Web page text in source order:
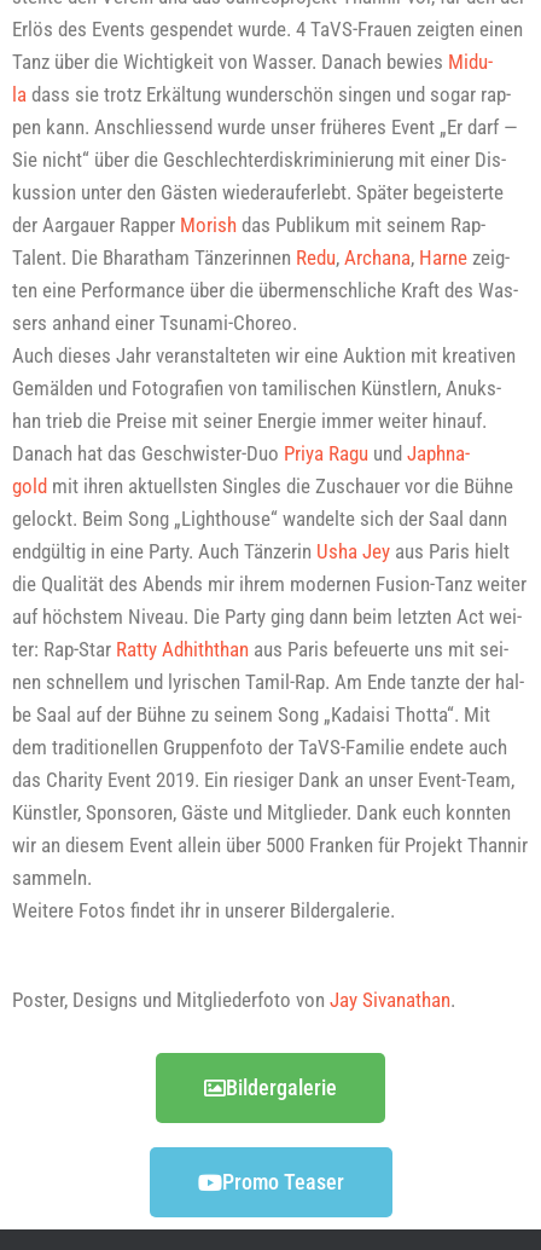
Erlös des Events gespen­det wur­de. 4 TaVS-Frau­en zeig­ten einen
Tanz über die Wich­tig­keit von Was­ser. Danach bewies Midu­
la dass sie trotz Erkäl­tung wun­der­schön sin­gen und sogar rap­
pen kann. Anschlies­send wur­de unser frü­he­res Event „Er darf —
Sie nicht“ über die Geschlech­ter­dis­kri­mi­nie­rung mit einer Dis­
kus­si­on unter den Gäs­ten wie­der­auf­er­lebt. Spä­ter begeis­ter­te
der Aar­gau­er Rap­per Morish das Publi­kum mit sei­nem Rap-
Talent. Die Bha­rat­ham Tän­ze­rin­nen Redu, Archa­na, Harne zeig­
ten eine Per­for­mance über die über­mensch­li­che Kraft des Was­
sers anhand einer Tsu­na­mi-Cho­reo.
Auch die­ses Jahr ver­an­stal­te­ten wir eine Auk­ti­on mit krea­ti­ven
Gemäl­den und Foto­gra­fien von tami­li­schen Künst­lern, Anuks­
han trieb die Prei­se mit sei­ner Ener­gie immer wei­ter hin­auf.
Danach hat das Geschwis­ter-Duo Pri­ya Ragu und Japh­na­
gold mit ihren aktu­ells­ten Sin­gles die Zuschau­er vor die Büh­ne
gelockt. Beim Song „Light­house“ wan­del­te sich der Saal dann
end­gül­tig in eine Par­ty. Auch Tän­ze­rin Usha Jey aus Paris hielt
die Qua­li­tät des Abends mir ihrem moder­nen Fusi­on-Tanz wei­ter
auf höchs­tem Niveau. Die Par­ty ging dann beim letz­ten Act wei­
ter: Rap-Star Rat­ty Adhiththan aus Paris befeu­er­te uns mit sei­
nen schnel­lem und lyri­schen Tamil-Rap. Am Ende tanz­te der hal­
be Saal auf der Büh­ne zu sei­nem Song „Kadai­si Thot­ta“. Mit
dem tra­di­tio­nel­len Grup­pen­fo­to der TaVS-Fami­lie ende­te auch
das Cha­ri­ty Event 2019. Ein rie­si­ger Dank an unser Event-Team,
Künst­ler, Spon­so­ren, Gäs­te und Mit­glie­der. Dank euch konn­ten
wir an die­sem Event allein über 5000 Fran­ken für Pro­jekt Than­nir
sam­meln.
Wei­te­re Fotos fin­det ihr in unse­rer Bildergalerie.
Pos­ter, Designs und Mit­glie­der­fo­to von Jay Siv­a­nathan.
Bil­der­ga­le­rie
Pro­mo Teaser